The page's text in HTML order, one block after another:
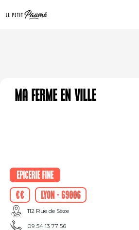
Ma Ferme en ville
Epicerie fine
€€
Lyon - 69006
112 Rue de Sèze
09 54 13 77 56